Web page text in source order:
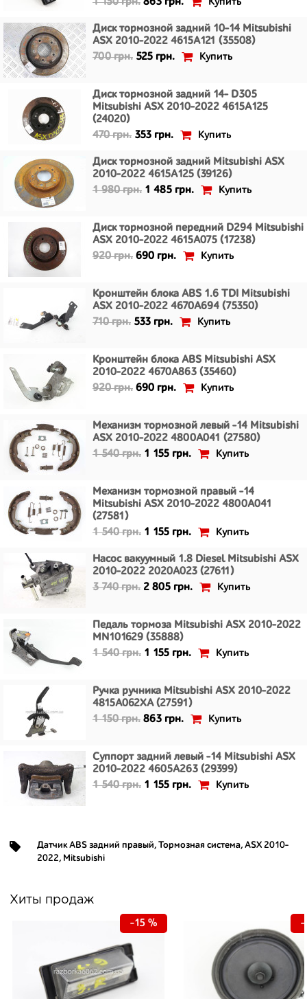
Диск тормозной задний 10-14 Mitsubishi
ASX 2010-2022 4615A121 (35508)
700 грн. 525 грн. Купить
Диск тормозной задний 14- D305
Mitsubishi ASX 2010-2022 4615A125
(24020)
470 грн. 353 грн. Купить
Диск тормозной задний Mitsubishi ASX
2010-2022 4615A125 (39126)
1 980 грн. 1 485 грн. Купить
Диск тормозной передний D294 Mitsubishi
ASX 2010-2022 4615A075 (17238)
920 грн. 690 грн. Купить
Кронштейн блока ABS 1.6 TDI Mitsubishi
ASX 2010-2022 4670A694 (75350)
710 грн. 533 грн. Купить
Кронштейн блока ABS Mitsubishi ASX
2010-2022 4670A863 (35460)
920 грн. 690 грн. Купить
Механизм тормозной левый -14 Mitsubishi
ASX 2010-2022 4800A041 (27580)
1 540 грн. 1 155 грн. Купить
Механизм тормозной правый -14
Mitsubishi ASX 2010-2022 4800A041
(27581)
1 540 грн. 1 155 грн. Купить
Насос вакуумный 1.8 Diesel Mitsubishi ASX
2010-2022 2020A023 (27611)
3 740 грн. 2 805 грн. Купить
Педаль тормоза Mitsubishi ASX 2010-2022
MN101629 (35888)
1 540 грн. 1 155 грн. Купить
Ручка ручника Mitsubishi ASX 2010-2022
4815A062XA (27591)
1 150 грн. 863 грн. Купить
Суппорт задний левый -14 Mitsubishi ASX
2010-2022 4605A263 (29399)
1 540 грн. 1 155 грн. Купить
Датчик ABS задний правый, Тормозная система, ASX 2010-
2022, Mitsubishi
Хиты продаж
-15 % -